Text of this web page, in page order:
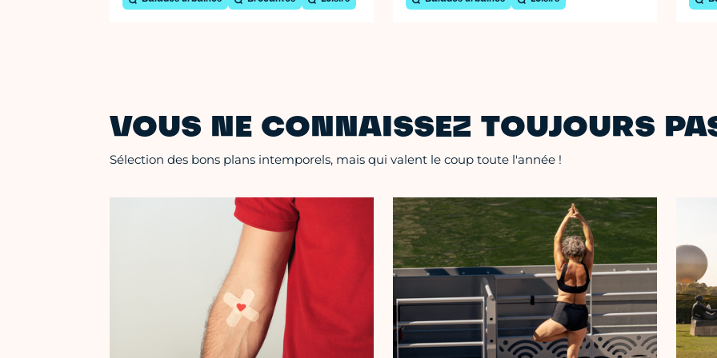
VOUS NE CONNAISSEZ TOUJOURS
Sélection des bons plans intemporels, mais qui valent le coup toute l'année !